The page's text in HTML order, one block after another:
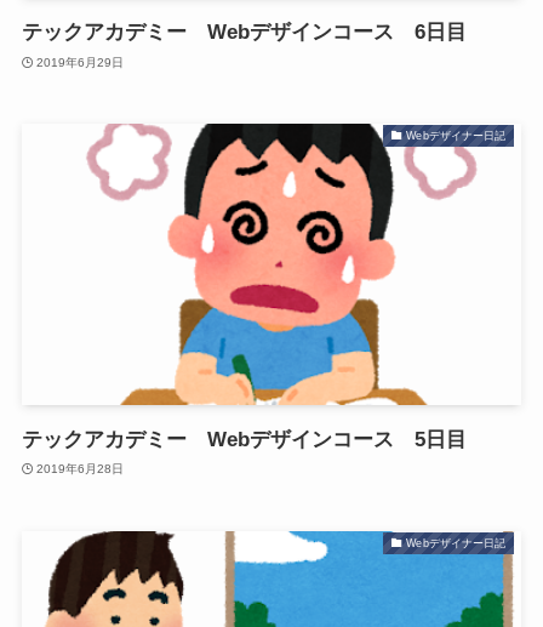
テックアカデミー Webデザインコース 6日目
2019年6月29日
Webデザイナー日記
テックアカデミー Webデザインコース 5日目
2019年6月28日
Webデザイナー日記